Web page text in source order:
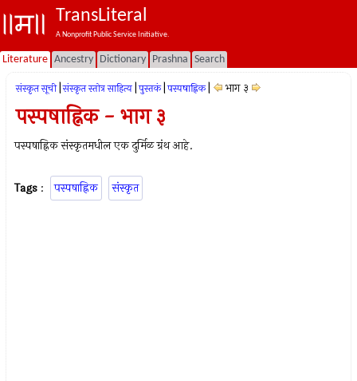
TransLiteral
A Nonprofit Public Service Initiative.
Literature Ancestry Dictionary Prashna Search
संस्कृत सूची संस्कृत स्तोत्र साहित्य पुस्तकं पस्पषाह्निक भाग ३
पस्पषाह्निक - भाग ३
पस्पषाह्निक संस्कृतमधील एक दुर्मिळ ग्रंथ आहे.
Tags : पस्पषाह्निक संस्कृत